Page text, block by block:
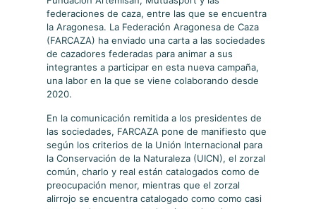
federaciones de caza, entre las que se encuentra
la Aragonesa. La Federación Aragonesa de Caza
(FARCAZA) ha enviado una carta a las sociedades
de cazadores federadas para animar a sus
integrantes a participar en esta nueva campaña,
una labor en la que se viene colaborando desde
2020.
En la comunicación remitida a los presidentes de
las sociedades, FARCAZA pone de manifiesto que
según los criterios de la Unión Internacional para
la Conservación de la Naturaleza (UICN), el zorzal
común, charlo y real están catalogados como de
preocupación menor, mientras que el zorzal
alirrojo se encuentra catalogado como como casi